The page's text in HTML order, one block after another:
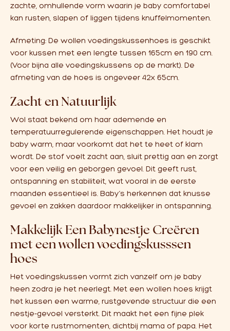
zachte, omhullende vorm waarin je baby comfortabel
kan rusten, slapen of liggen tijdens knuffelmomenten.
Afmeting: De wollen voedingskussenhoes is geschikt
voor kussen met een lengte tussen 165cm en 190 cm.
(Voor bijna alle voedingskussens op de markt). De
afmeting van de hoes is ongeveer 42x 65cm.
Zacht en Natuurlijk
Wol staat bekend om haar ademende en
temperatuurregulerende eigenschappen. Het houdt je
baby warm, maar voorkomt dat het te heet of klam
wordt. De stof voelt zacht aan, sluit prettig aan en zorgt
voor een veilig en geborgen gevoel. Dit geeft rust,
ontspanning en stabiliteit, wat vooral in de eerste
maanden essentieel is. Baby’s herkennen dat knusse
gevoel en zakken daardoor makkelijker in ontspanning.
Makkelijk Een Babynestje Creëren
met een wollen voedingskusssen
hoes
Het voedingskussen vormt zich vanzelf om je baby
heen zodra je het neerlegt. Met een wollen hoes krijgt
het kussen een warme, rustgevende structuur die een
nestje-gevoel versterkt. Dit maakt het een fijne plek
voor korte rustmomenten, dichtbij mama of papa. Het